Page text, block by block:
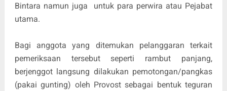
Bintara namun juga untuk para perwira atau Pejabat
utama.
Bagi anggota yang ditemukan pelanggaran terkait
pemeriksaan tersebut seperti rambut panjang,
berjenggot langsung dilakukan pemotongan/pangkas
(pakai gunting) oleh Provost sebagai bentuk teguran